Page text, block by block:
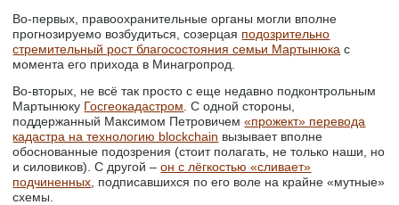
Во-первых, правоохранительные органы могли вполне
прогнозируемо возбудиться, созерцая подозрительно
стремительный рост благосостояния семьи Мартынюка с
момента его прихода в Минагропрод.
Во-вторых, не всё так просто с еще недавно подконтрольным
Мартынюку Госгеокадастром . С одной стороны,
поддержанный Максимом Петровичем«прожект» перевода
кадастра на технологию blockchain вызывает вполне
обоснованные подозрения (стоит полагать, не только наши, но
и силовиков). С другой –он с лёгкостью «сливает»
подчиненных , подписавшихся по его воле на крайне «мутные»
схемы.